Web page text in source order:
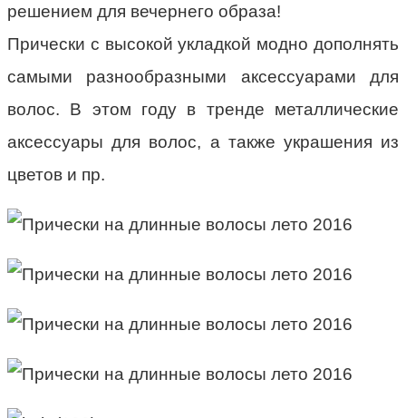
решением для вечернего образа!
Прически с высокой укладкой модно дополнять
самыми разнообразными аксессуарами для
волос. В этом году в тренде металлические
аксессуары для волос, а также украшения из
цветов и пр.